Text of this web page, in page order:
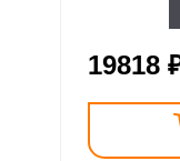
19818